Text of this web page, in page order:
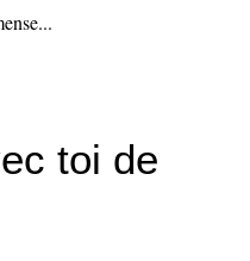
toi de